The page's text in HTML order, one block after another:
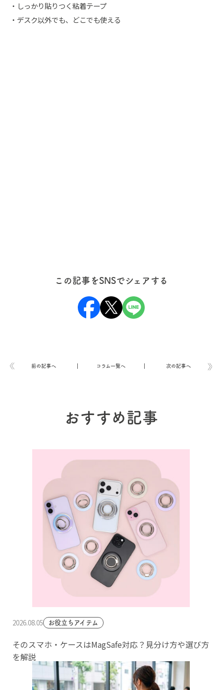
・しっかり貼りつく粘着テープ
・デスク以外でも、どこでも使える
この記事をSNSでシェアする
前の記事へ コラム一覧へ 次の記事へ
おすすめ記事
2026.08.05 お役立ちアイテム
そのスマホ・ケースはMagSafe対応？見分け方や選び方
を解説